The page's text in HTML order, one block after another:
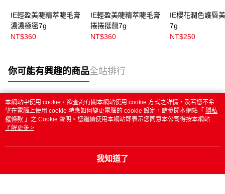
IE輕盈美睫精萃睫毛膏
濃濃極密7g
NT$360
IE輕盈美睫精萃睫毛膏
捲捲挺翹7g
NT$360
IE櫻花潤色護唇
7g
NT$250
你可能有興趣的商品全站排行
熱門標籤
本網站中使用 cookie，欲查詢有關本網站使用 cookie 方式之詳情，及若您不希
望在電腦上使用 cookie 時應如何變更電腦的 cookie 設定，請參閱本網站「 隱私
權條款 」之 Cookie 聲明。您繼續使用本網站即表示您同意本公司得按本網站使
用條款之 Cookie 聲明使用 cookie。
了解更多 >
我知道了